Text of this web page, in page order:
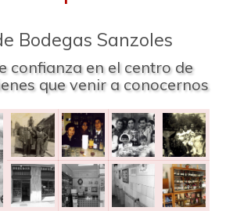
Bodegas Sanzoles
confianza en el centro de
que venir a conocernos